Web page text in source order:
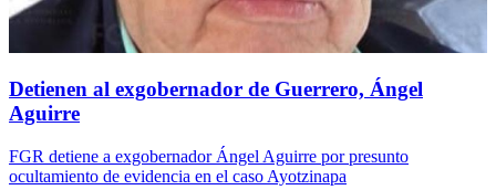
Detienen al exgobernador de Guerrero, Ángel
Aguirre
FGR detiene a exgobernador Ángel Aguirre por presunto
ocultamiento de evidencia en el caso Ayotzinapa